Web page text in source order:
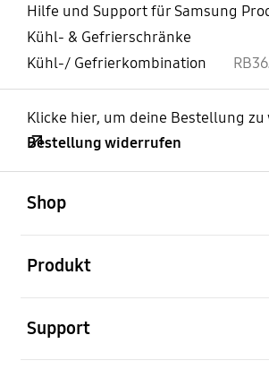
Hilfe und Support für Samsung
Kühl- & Gefrierschränke
Kühl-/ Gefrierkombination
Klicke hier, um deine Bestellung
Bestellung widerrufen
Shop
Produkt
Support